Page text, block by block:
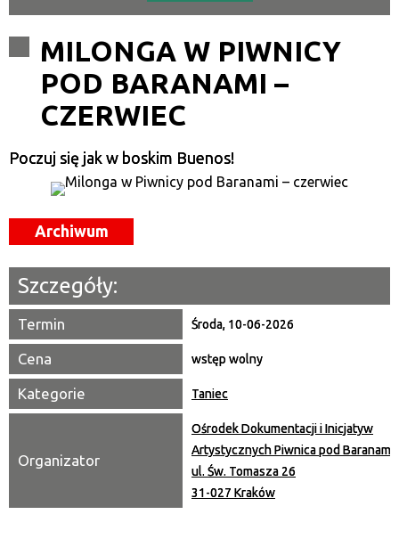
Kategoria
Trwające w zakresie
—
Miejsce
MILONGA W PIWNICY
POD BARANAMI –
CZERWIEC
Poczuj się jak w boskim Buenos!
Archiwum
Szczegóły:
Termin Środa, 10-06-2026
Cena wstęp wolny
Kategorie Taniec
Organizator
Ośrodek Dokumentacji i Inicjatyw
Artystycznych Piwnica pod Baranami
ul. Św. Tomasza 26
31-027 Kraków